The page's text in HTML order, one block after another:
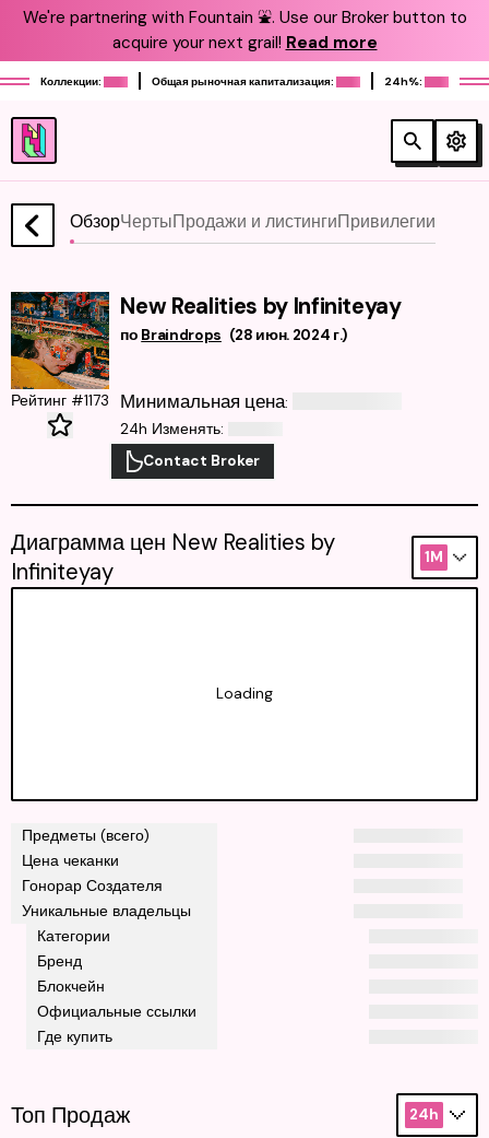
We're partnering with Fountain ⛲️. Use our Broker button to
acquire your next grail! Read more
Коллекции: Общая рыночная капитализация: 24h%:
ОбзорЧертыПродажи и листингиПривилегии
New Realities by Infiniteyay
по Braindrops (28 июн. 2024 г.)
Рейтинг #1173 Минимальная цена:
24h Изменять:
Contact Broker
Предметы (всего)
Цена чеканки
Гонорар Создателя
Уникальные владельцы
Категории
Бренд
Блокчейн
Официальные ссылки
Где купить
Диаграмма цен New Realities by
Infiniteyay
1M
Loading
Топ Продаж 24h